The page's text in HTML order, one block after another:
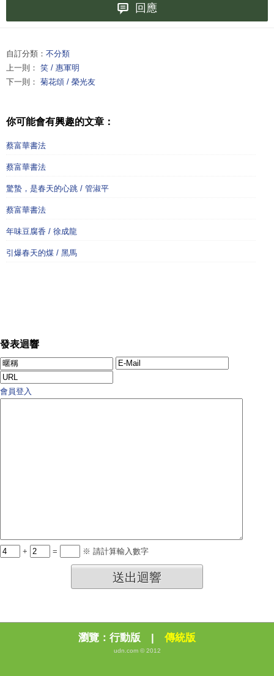
回應
自訂分類： 不分類
上一則： 笑 / 惠軍明
下一則： 菊花頌 / 榮光友
你可能會有興趣的文章：
蔡富華書法
蔡富華書法
驚蟄，是春天的心跳 / 管淑平
蔡富華書法
年味豆腐香 / 徐成龍
引爆春天的煤 / 黑馬
發表迴響
會員登入
+ = ※ 請計算輸入數字
送出迴響
瀏覽： 行動版 | 傳統版
udn.com © 2012